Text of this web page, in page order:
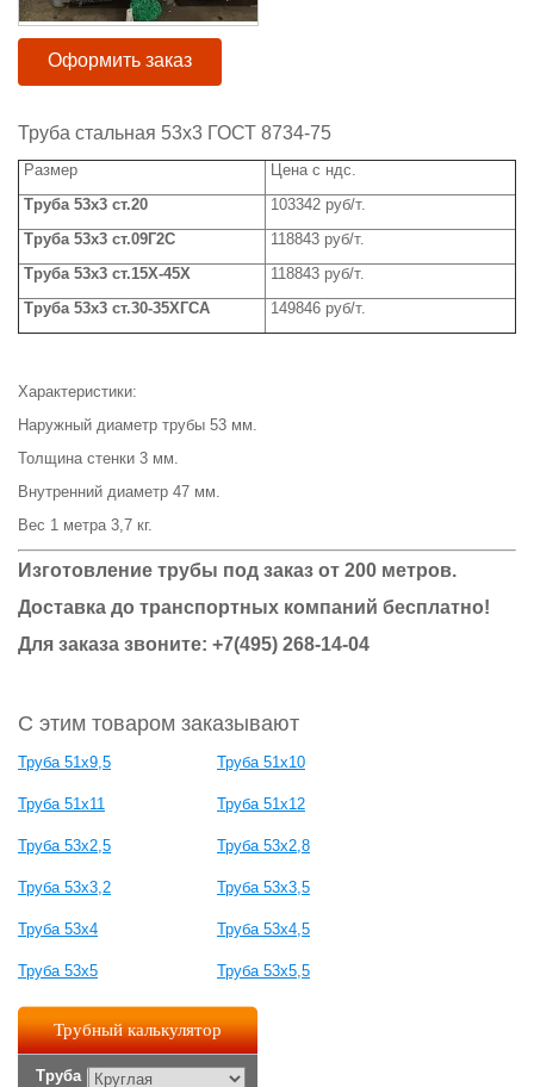
Оформить заказ
Труба стальная 53x3 ГОСТ 8734-75
Размер
Цена с ндс.
Труба 53x3 ст.20
103342 руб/т.
Труба 53x3 ст.09Г2С
118843 руб/т.
Труба 53x3 ст.15Х-45Х
118843 руб/т.
Труба 53x3 ст.30-35ХГСА 149846 руб/т.
Характеристики:
Наружный диаметр трубы 53 мм.
Толщина стенки 3 мм.
Внутренний диаметр 47 мм.
Вес 1 метра 3,7 кг.
Изготовление трубы под заказ от 200 метров.
Доставка до транспортных компаний бесплатно!
Для заказа звоните: +7(495) 268-14-04
С этим товаром заказывают
Труба 51x9,5 Труба 51x10
Труба 51x11 Труба 51x12
Труба 53x2,5 Труба 53x2,8
Труба 53x3,2 Труба 53x3,5
Труба 53x4 Труба 53x4,5
Труба 53x5 Труба 53x5,5
Трубный калькулятор
Труба